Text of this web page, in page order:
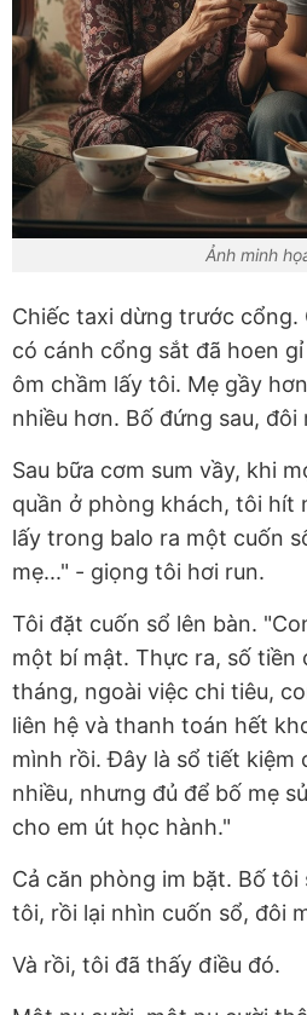
Ảnh minh
Chiếc taxi dừng trước cổng.
có cánh cổng sắt đã hoen
ôm chầm lấy tôi. Mẹ gầy
nhiều hơn. Bố đứng sau, đôi
Sau bữa cơm sum vầy, khi
quần ở phòng khách, tôi hít
lấy trong balo ra một cuốn
mẹ..." - giọng tôi hơi run.
Tôi đặt cuốn sổ lên bàn.
một bí mật. Thực ra, số tiền
tháng, ngoài việc chi tiêu,
liên hệ và thanh toán hết
mình rồi. Đây là sổ tiết kiệm
nhiều, nhưng đủ để bố mẹ
cho em út học hành."
Cả căn phòng im bặt. Bố
tôi, rồi lại nhìn cuốn sổ, đôi
Và rồi, tôi đã thấy điều đó.